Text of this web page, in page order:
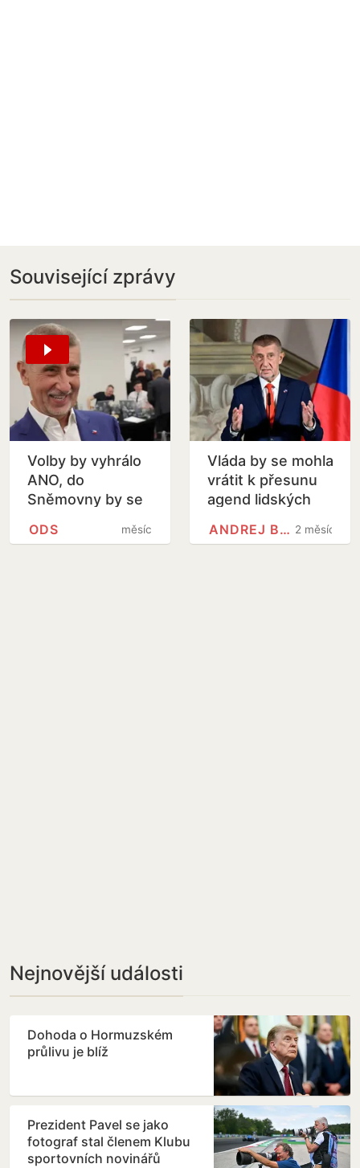
Související zprávy
Volby by vyhrálo
ANO, do
Sněmovny by se
měsíc
ODS
Vláda by se mohla
vrátit k přesunu
agend lidských
protidrogové2 měsíce
ANDREJ BABIŠ
Nejnovější události
Dohoda o Hormuzském
průlivu je blíž
Prezident Pavel se jako
fotograf stal členem Klubu
sportovních novinářů